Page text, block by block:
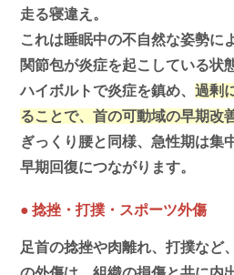
走る寝違え。
これは睡眠中の不自然な姿勢に
関節包が炎症を起こしている状
ハイボルトで炎症を鎮め、過剰
ることで、首の可動域の早期改
ぎっくり腰と同様、急性期は集
早期回復につながります。
● 捻挫・打撲・スポーツ外傷
足首の捻挫や肉離れ、打撲など